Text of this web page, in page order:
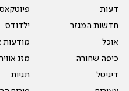
דעות
חדשות המגזר
אוכל
כיפה שחורה
דיגיטל
ילדודס
מודעות
מזג אוויר
תגיות